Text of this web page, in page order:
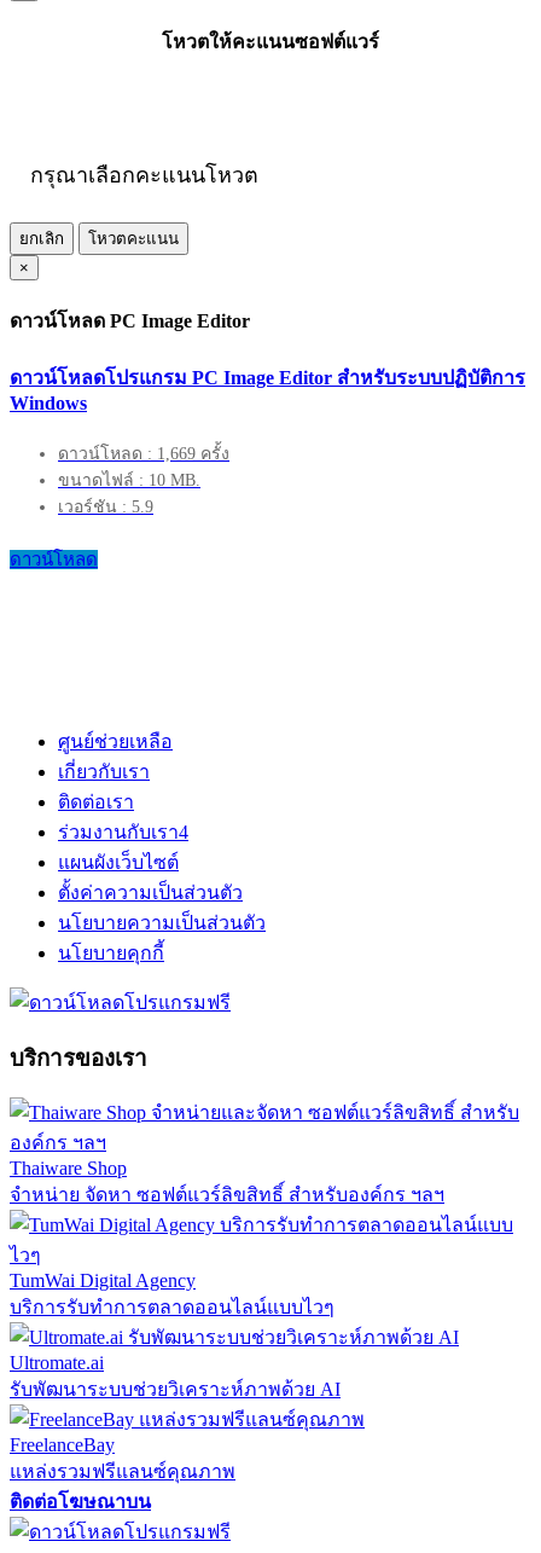
โหวตให้คะแนนซอฟต์แวร์
กรุณาเลือกคะแนนโหวต
ยกเลิก
โหวตคะแนน
×
ดาวน์โหลด PC Image Editor
ดาวน์โหลดโปรแกรม PC Image Editor สำหรับระบบปฏิบัติการ
Windows
ดาวน์โหลด : 1,669 ครั้ง
ขนาดไฟล์ : 10 MB.
เวอร์ชัน : 5.9
ดาวน์โหลด
ศูนย์ช่วยเหลือ
เกี่ยวกับเรา
ติดต่อเรา
ร่วมงานกับเรา4
แผนผังเว็บไซต์
ตั้งค่าความเป็นส่วนตัว
นโยบายความเป็นส่วนตัว
นโยบายคุกกี้
บริการของเรา
Thaiware Shop
จำหน่าย จัดหา ซอฟต์แวร์ลิขสิทธิ์ สำหรับองค์กร ฯลฯ
TumWai Digital Agency
บริการรับทำการตลาดออนไลน์แบบไวๆ
Ultromate.ai
รับพัฒนาระบบช่วยวิเคราะห์ภาพด้วย AI
FreelanceBay
แหล่งรวมฟรีแลนซ์คุณภาพ
ติดต่อโฆษณาบน